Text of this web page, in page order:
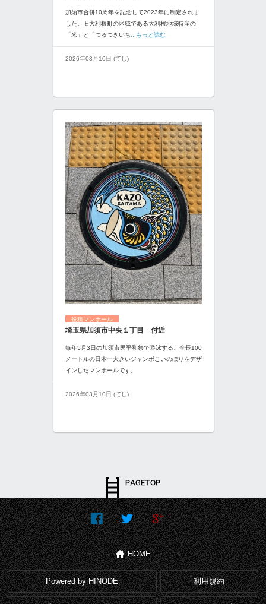
加須市合併10周年を記念して2023年に制定されま
した。旧大利根町の区域である大利根地域特産の
「米」と「つるつきいち...もっと読む
2026年03月10日 (てし)
投稿マンホール
埼玉県加須市中央１丁目 付近
毎年5月3日の加須市民平和祭で遊泳する、全長100
メートルの日本一大きいジャンボこいのぼりをデザ
インしたマンホールです。
2026年03月10日 (てし)
HOME
Powered by HINODE 利用規約